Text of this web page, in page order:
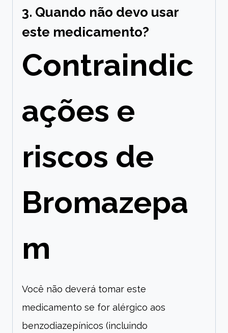
3. Quando não devo usar
este medicamento?
Contraindic
ações e
riscos de
Bromazepa
m
Você não deverá tomar este
medicamento se for alérgico aos
benzodiazepínicos (incluindo